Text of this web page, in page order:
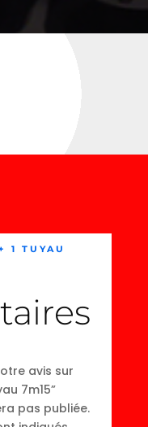
1 TUYAU
avis sur
7m15”
pas publiée.